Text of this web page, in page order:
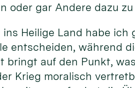
oder gar Andere dazu
Heilige Land habe ich
entscheiden, während
bringt auf den Punkt,
Krieg moralisch